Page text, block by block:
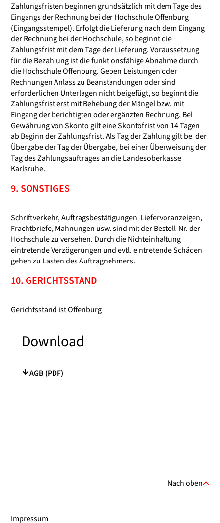
Zahlungsfristen beginnen grundsätzlich mit dem Tage des
Eingangs der Rechnung bei der Hochschule Offenburg
(Eingangsstempel). Erfolgt die Lieferung nach dem Eingang
der Rechnung bei der Hochschule, so beginnt die
Zahlungsfrist mit dem Tage der Lieferung. Voraussetzung
für die Bezahlung ist die funktionsfähige Abnahme durch
die Hochschule Offenburg. Geben Leistungen oder
Rechnungen Anlass zu Beanstandungen oder sind
erforderlichen Unterlagen nicht beigefügt, so beginnt die
Zahlungsfrist erst mit Behebung der Mängel bzw. mit
Eingang der berichtigten oder ergänzten Rechnung. Bel
Gewährung von Skonto gilt eine Skontofrist von 14 Tagen
ab Beginn der Zahlungsfrist. Als Tag der Zahlung gilt bei der
Übergabe der Tag der Übergabe, bei einer Überweisung der
Tag des Zahlungsauftrages an die Landesoberkasse
Karlsruhe.
9. SONSTIGES
Schriftverkehr, Auftragsbestätigungen, Liefervoranzeigen,
Frachtbriefe, Mahnungen usw. sind mit der Bestell-Nr. der
Hochschule zu versehen. Durch die Nichteinhaltung
eintretende Verzögerungen und evtl. eintretende Schäden
gehen zu Lasten des Auftragnehmers.
10. GERICHTSSTAND
Gerichtsstand ist Offenburg
Download
AGB (PDF)
Nach oben
Impressum